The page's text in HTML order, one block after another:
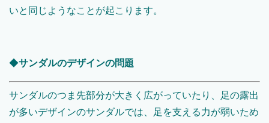
いと同じようなことが起こります。
◆サンダルのデザインの問題
サンダルのつま先部分が大きく広がっていたり、足の露出
が多いデザインのサンダルでは、足を支える力が弱いため